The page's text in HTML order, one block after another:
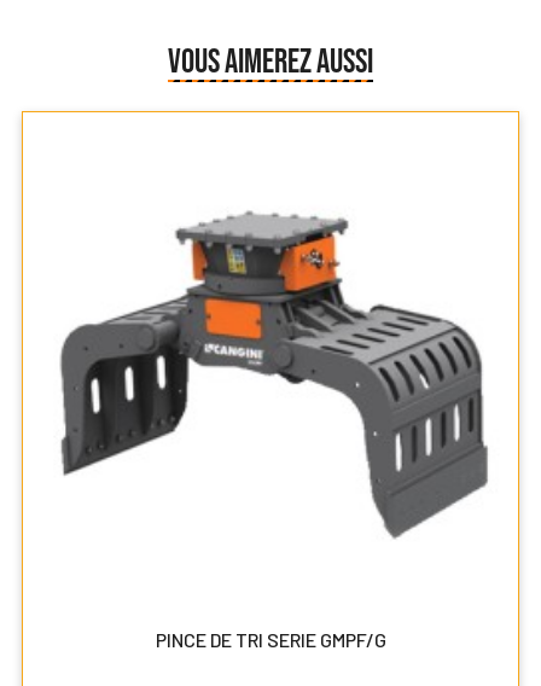
VOUS AIMEREZ AUSSI
PINCE DE TRI SERIE GMPF/G